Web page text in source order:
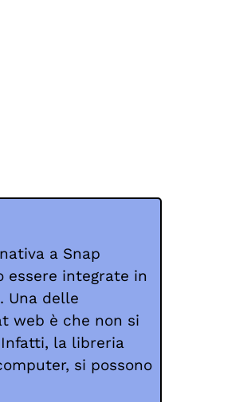
a Snap
essere integrate in
Una delle
web è che non si
la libreria
si possono